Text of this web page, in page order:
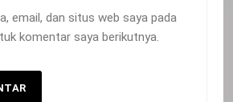
email, dan situs web saya pada
komentar saya berikutnya.